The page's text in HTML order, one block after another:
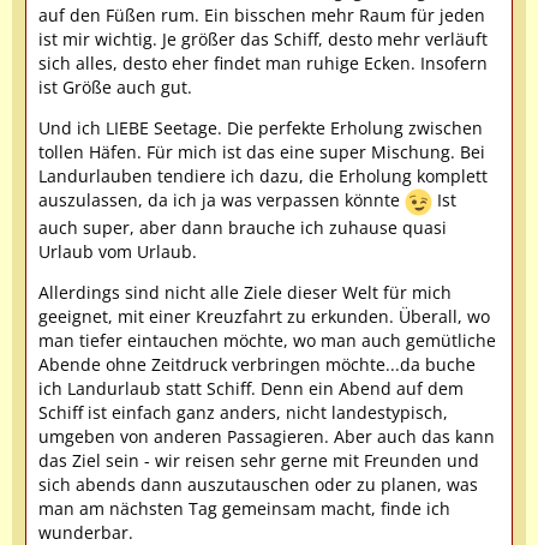
auf den Füßen rum. Ein bisschen mehr Raum für jeden
ist mir wichtig. Je größer das Schiff, desto mehr verläuft
sich alles, desto eher findet man ruhige Ecken. Insofern
ist Größe auch gut.
Und ich LIEBE Seetage. Die perfekte Erholung zwischen
tollen Häfen. Für mich ist das eine super Mischung. Bei
Landurlauben tendiere ich dazu, die Erholung komplett
auszulassen, da ich ja was verpassen könnte
Ist
auch super, aber dann brauche ich zuhause quasi
Urlaub vom Urlaub.
Allerdings sind nicht alle Ziele dieser Welt für mich
geeignet, mit einer Kreuzfahrt zu erkunden. Überall, wo
man tiefer eintauchen möchte, wo man auch gemütliche
Abende ohne Zeitdruck verbringen möchte...da buche
ich Landurlaub statt Schiff. Denn ein Abend auf dem
Schiff ist einfach ganz anders, nicht landestypisch,
umgeben von anderen Passagieren. Aber auch das kann
das Ziel sein - wir reisen sehr gerne mit Freunden und
sich abends dann auszutauschen oder zu planen, was
man am nächsten Tag gemeinsam macht, finde ich
wunderbar.